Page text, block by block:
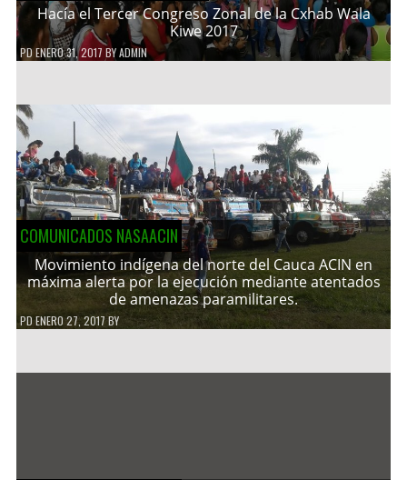
Hacía el Tercer Congreso Zonal de la Cxhab Wala
Kiwe 2017
PDENERO 31, 2017 BYADMIN
COMUNICADOS NASAACIN
Movimiento indígena del norte del Cauca ACIN en
máxima alerta por la ejecución mediante atentados
de amenazas paramilitares.
PDENERO 27, 2017 BY